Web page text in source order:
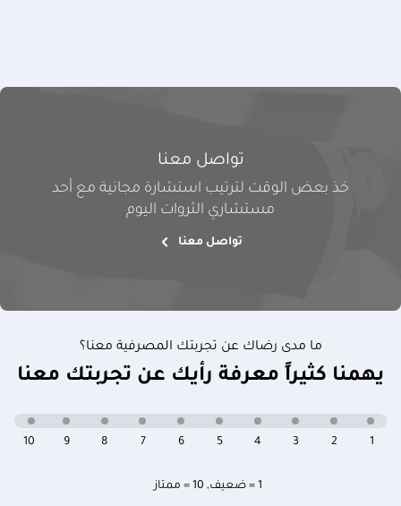
تواصل معنا
خذ بعض الوقت لترتيب استشارة مجانية مع أحد
مستشاري الثروات اليوم
تواصل معنا
ما مدى رضاك عن تجربتك المصرفية معنا؟
يهمنا كثيراً معرفة رأيك عن تجربتك معنا
1 = ضعيف , 10 = ممتاز
10 9 8 7 6 5 4 3 2 1